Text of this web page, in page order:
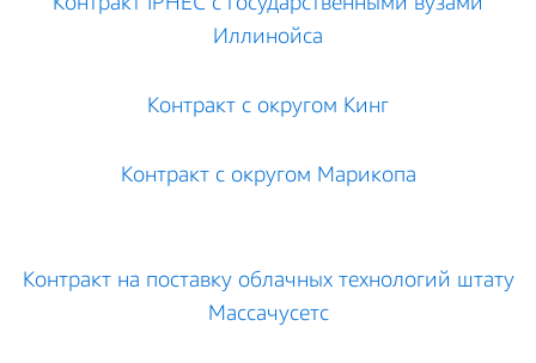
Иллинойса
Контракт с округом Кинг
Контракт с округом Марикопа
Контракт на поставку облачных технологий штату
Массачусетс